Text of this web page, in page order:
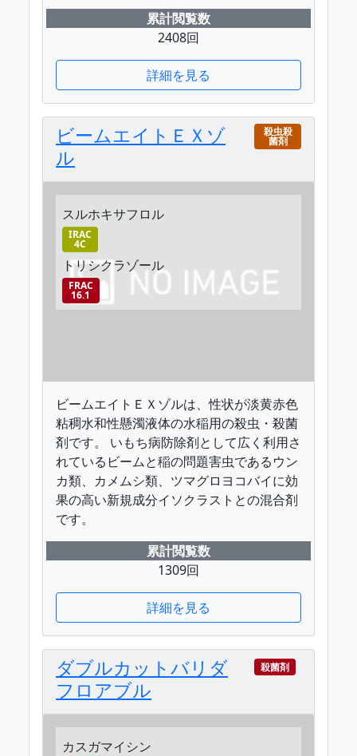
累計閲覧数
2408回
詳細を見る
ビームエイトＥＸゾ
ル
殺虫殺
菌剤
スルホキサフロル
IRAC
4C
トリシクラゾール
FRAC
16.1
ビームエイトＥＸゾルは、性状が淡黄赤色
粘稠水和性懸濁液体の水稲用の殺虫・殺菌
剤です。 いもち病防除剤として広く利用さ
れているビームと稲の問題害虫であるウン
カ類、カメムシ類、ツマグロヨコバイに効
果の高い新規成分イソクラストとの混合剤
です。
累計閲覧数
1309回
詳細を見る
ダブルカットバリダ
フロアブル
殺菌剤
カスガマイシン